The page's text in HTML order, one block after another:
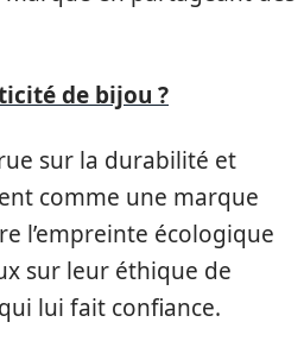
de bijou ?
sur la durabilité et
comme une marque
l’empreinte écologique
sur leur éthique de
lui fait confiance.